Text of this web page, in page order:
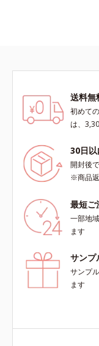
(*10)のハリと透明感を。
グケアを応援します。*1
の生成を抑え、シミ・ソ
ぐ（ウォッシュ除く）*2
年齢に応じたお手入れの
るおいによる*5 乾燥、
のなさ*6 乾燥による*7
キス配合＝うるおいを与
明感に満ちた肌へ導く保
メマツヨイグサ抽出液、
エキス配合＝角層のすみ
分・油分を保ち、ハリ・
る保湿成分*10 気持ちの
の詳しい情報は商品ペー
ださい。・BEAUTY夏祭り
送料無
初めて
は、
30日
開封後
※商品
最短ご
一部地
ます
サンプ
サンプ
ます